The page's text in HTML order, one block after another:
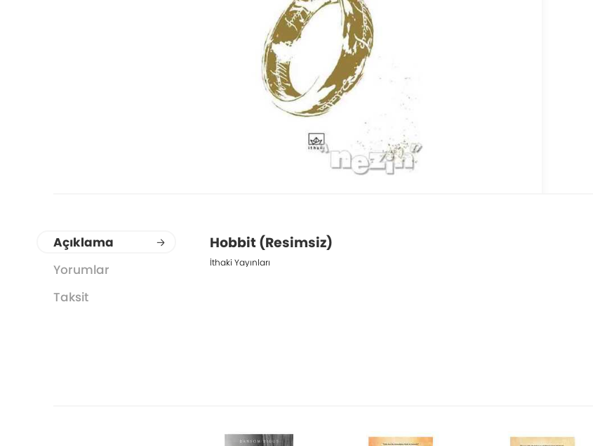
Açıklama
Yorumlar
Taksit
Hobbit (Resimsiz)
İthaki Yayınları